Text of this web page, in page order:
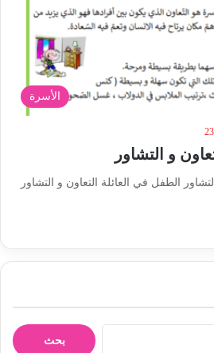
الأسرة
و التشاور
الطفل في العائلة التعاون و التشاور